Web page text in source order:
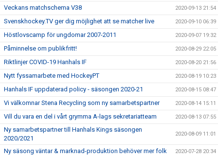
Veckans matchschema V38 2020-09-13 21:54
Svenskhockey.TV ger dig möjlighet att se matcher live 2020-09-10 06:39
Höstlovscamp för ungdomar 2007-2011 2020-09-07 19:32
Påminnelse om publikfritt! 2020-08-29 22:05
Riktlinjer COVID-19 Hanhals IF 2020-08-20 21:56
Nytt fyssamarbete med HockeyPT 2020-08-19 10:23
Hanhals IF uppdaterad policy - säsongen 2020-21 2020-08-15 08:47
Vi välkomnar Stena Recycling som ny samarbetspartner 2020-08-14 15:11
Vill du vara en del i vårt grymma A-lags sekretariatteam 2020-08-13 07:55
Ny samarbetspartner till Hanhals Kings säsongen
2020/2021
2020-08-09 11:01
Ny säsong väntar & marknad-produktion behöver mer folk 2020-07-28 20:34